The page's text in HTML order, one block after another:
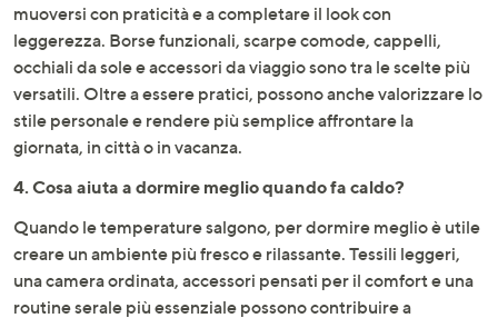
muoversi con praticità e a completare il look con
leggerezza. Borse funzionali, scarpe comode, cappelli,
occhiali da sole e accessori da viaggio sono tra le scelte più
versatili. Oltre a essere pratici, possono anche valorizzare lo
stile personale e rendere più semplice affrontare la
giornata, in città o in vacanza.
4. Cosa aiuta a dormire meglio quando fa caldo?
Quando le temperature salgono, per dormire meglio è utile
creare un ambiente più fresco e rilassante. Tessili leggeri,
una camera ordinata, accessori pensati per il comfort e una
routine serale più essenziale possono contribuire a